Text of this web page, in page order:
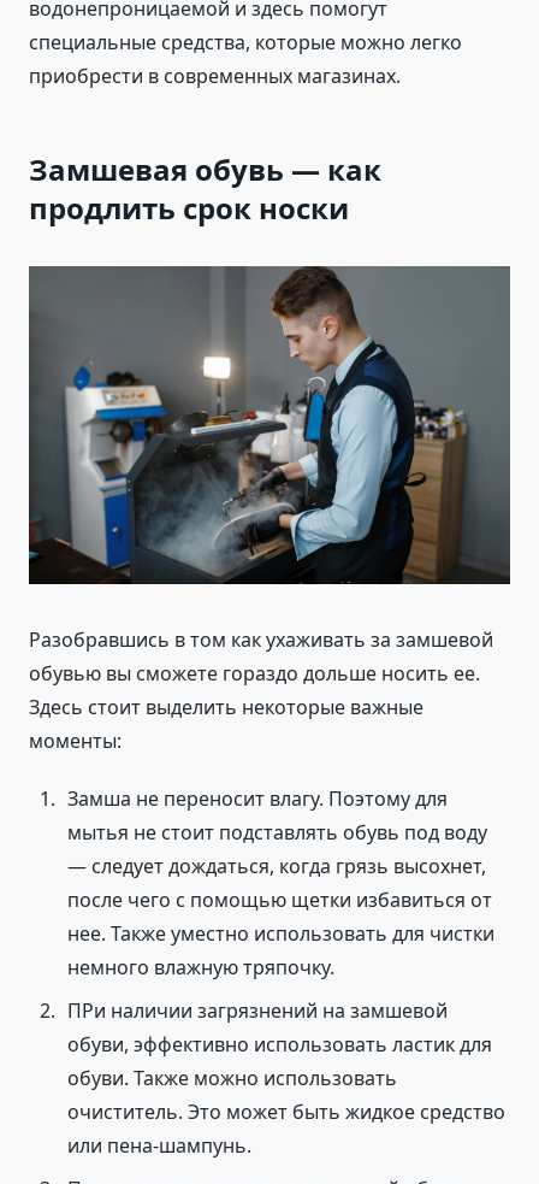
водонепроницаемой и здесь помогут
специальные средства, которые можно легко
приобрести в современных магазинах.
Замшевая обувь — как
продлить срок носки
Разобравшись в том как ухаживать за замшевой
обувью вы сможете гораздо дольше носить ее.
Здесь стоит выделить некоторые важные
моменты:
Замша не переносит влагу. Поэтому для
мытья не стоит подставлять обувь под воду
— следует дождаться, когда грязь высохнет,
после чего с помощью щетки избавиться от
нее. Также уместно использовать для чистки
немного влажную тряпочку.
ПРи наличии загрязнений на замшевой
обуви, эффективно использовать ластик для
обуви. Также можно использовать
очиститель. Это может быть жидкое средство
или пена-шампунь.